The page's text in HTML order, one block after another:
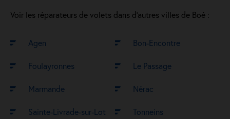
Voir les réparateurs de volets dans d’autres villes de Boé :
Agen Bon-Encontre
Foulayronnes Le Passage
Marmande Nérac
Sainte-Livrade-sur-Lot Tonneins